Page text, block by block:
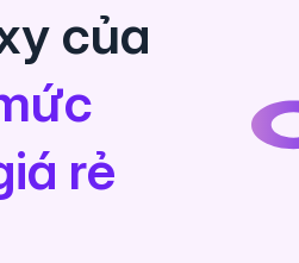
của
rẻ